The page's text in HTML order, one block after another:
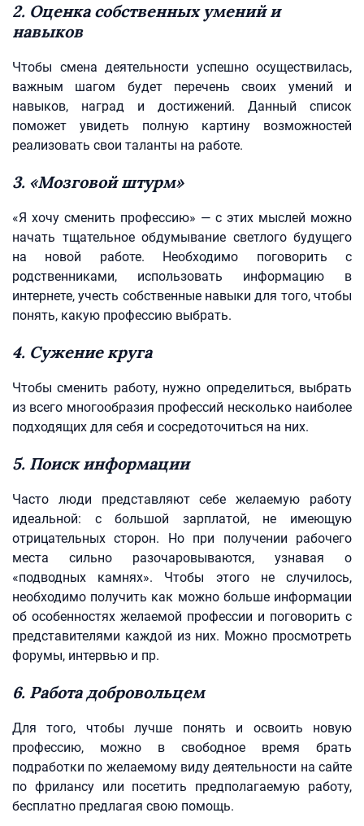
2. Оценка собственных умений и
навыков
Чтобы смена деятельности успешно осуществилась,
важным шагом будет перечень своих умений и
навыков, наград и достижений. Данный список
поможет увидеть полную картину возможностей
реализовать свои таланты на работе.
3. «Мозговой штурм»
«Я хочу сменить профессию» — с этих мыслей можно
начать тщательное обдумывание светлого будущего
на новой работе. Необходимо поговорить с
родственниками, использовать информацию в
интернете, учесть собственные навыки для того, чтобы
понять, какую профессию выбрать.
4. Сужение круга
Чтобы сменить работу, нужно определиться, выбрать
из всего многообразия профессий несколько наиболее
подходящих для себя и сосредоточиться на них.
5. Поиск информации
Часто люди представляют себе желаемую работу
идеальной: с большой зарплатой, не имеющую
отрицательных сторон. Но при получении рабочего
места сильно разочаровываются, узнавая о
«подводных камнях». Чтобы этого не случилось,
необходимо получить как можно больше информации
об особенностях желаемой профессии и поговорить с
представителями каждой из них. Можно просмотреть
форумы, интервью и пр.
6. Работа добровольцем
Для того, чтобы лучше понять и освоить новую
профессию, можно в свободное время брать
подработки по желаемому виду деятельности на сайте
по фрилансу или посетить предполагаемую работу,
бесплатно предлагая свою помощь.